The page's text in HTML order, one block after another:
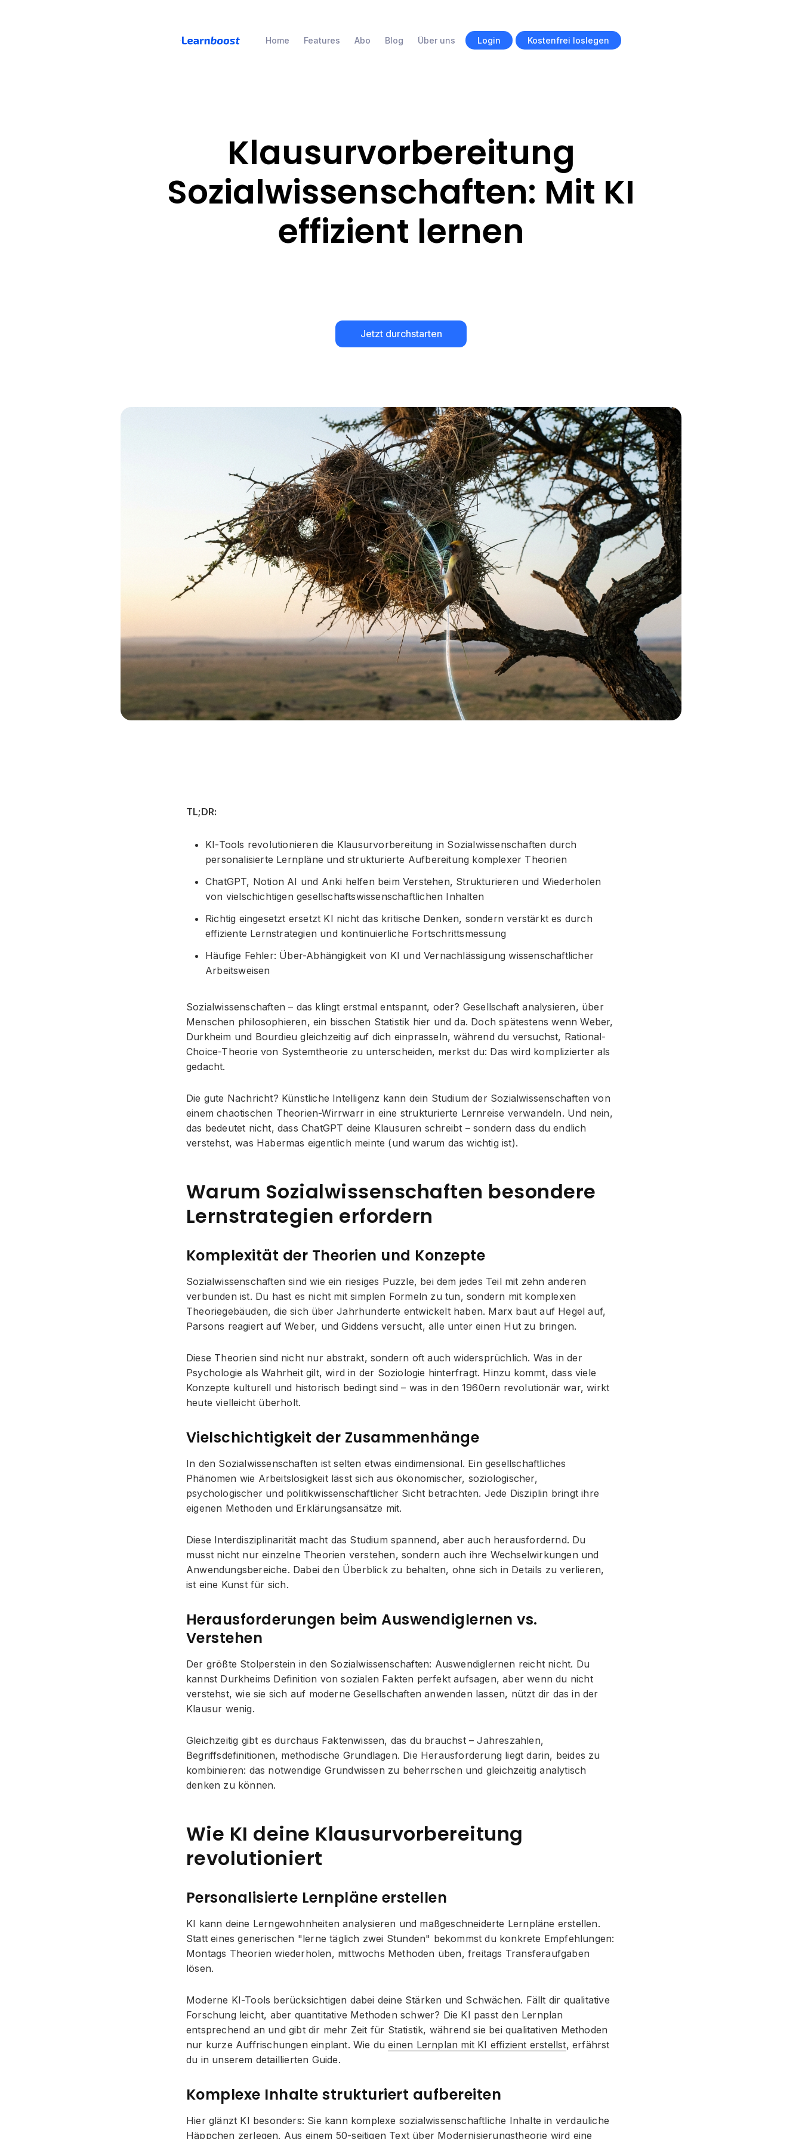
Home Features Abo Blog Über uns Login Kostenfrei loslegen
Klausurvorbereitung
Sozialwissenschaften: Mit KI
effizient lernen
Jetzt durchstarten
TL;DR:
KI-Tools revolutionieren die Klausurvorbereitung in Sozialwissenschaften durch
personalisierte Lernpläne und strukturierte Aufbereitung komplexer Theorien
ChatGPT, Notion AI und Anki helfen beim Verstehen, Strukturieren und Wiederholen
von vielschichtigen gesellschaftswissenschaftlichen Inhalten
Richtig eingesetzt ersetzt KI nicht das kritische Denken, sondern verstärkt es durch
effiziente Lernstrategien und kontinuierliche Fortschrittsmessung
Häufige Fehler: Über-Abhängigkeit von KI und Vernachlässigung wissenschaftlicher
Arbeitsweisen
Sozialwissenschaften – das klingt erstmal entspannt, oder? Gesellschaft analysieren, über
Menschen philosophieren, ein bisschen Statistik hier und da. Doch spätestens wenn Weber,
Durkheim und Bourdieu gleichzeitig auf dich einprasseln, während du versuchst, Rational-
Choice-Theorie von Systemtheorie zu unterscheiden, merkst du: Das wird komplizierter als
gedacht.
Die gute Nachricht? Künstliche Intelligenz kann dein Studium der Sozialwissenschaften von
einem chaotischen Theorien-Wirrwarr in eine strukturierte Lernreise verwandeln. Und nein,
das bedeutet nicht, dass ChatGPT deine Klausuren schreibt – sondern dass du endlich
verstehst, was Habermas eigentlich meinte (und warum das wichtig ist).
Warum Sozialwissenschaften besondere
Lernstrategien erfordern
Komplexität der Theorien und Konzepte
Sozialwissenschaften sind wie ein riesiges Puzzle, bei dem jedes Teil mit zehn anderen
verbunden ist. Du hast es nicht mit simplen Formeln zu tun, sondern mit komplexen
Theoriegebäuden, die sich über Jahrhunderte entwickelt haben. Marx baut auf Hegel auf,
Parsons reagiert auf Weber, und Giddens versucht, alle unter einen Hut zu bringen.
Diese Theorien sind nicht nur abstrakt, sondern oft auch widersprüchlich. Was in der
Psychologie als Wahrheit gilt, wird in der Soziologie hinterfragt. Hinzu kommt, dass viele
Konzepte kulturell und historisch bedingt sind – was in den 1960ern revolutionär war, wirkt
heute vielleicht überholt.
Vielschichtigkeit der Zusammenhänge
In den Sozialwissenschaften ist selten etwas eindimensional. Ein gesellschaftliches
Phänomen wie Arbeitslosigkeit lässt sich aus ökonomischer, soziologischer,
psychologischer und politikwissenschaftlicher Sicht betrachten. Jede Disziplin bringt ihre
eigenen Methoden und Erklärungsansätze mit.
Diese Interdisziplinarität macht das Studium spannend, aber auch herausfordernd. Du
musst nicht nur einzelne Theorien verstehen, sondern auch ihre Wechselwirkungen und
Anwendungsbereiche. Dabei den Überblick zu behalten, ohne sich in Details zu verlieren,
ist eine Kunst für sich.
Herausforderungen beim Auswendiglernen vs.
Verstehen
Der größte Stolperstein in den Sozialwissenschaften: Auswendiglernen reicht nicht. Du
kannst Durkheims Definition von sozialen Fakten perfekt aufsagen, aber wenn du nicht
verstehst, wie sie sich auf moderne Gesellschaften anwenden lassen, nützt dir das in der
Klausur wenig.
Gleichzeitig gibt es durchaus Faktenwissen, das du brauchst – Jahreszahlen,
Begriffsdefinitionen, methodische Grundlagen. Die Herausforderung liegt darin, beides zu
kombinieren: das notwendige Grundwissen zu beherrschen und gleichzeitig analytisch
denken zu können.
Wie KI deine Klausurvorbereitung
revolutioniert
Personalisierte Lernpläne erstellen
KI kann deine Lerngewohnheiten analysieren und maßgeschneiderte Lernpläne erstellen.
Statt eines generischen "lerne täglich zwei Stunden" bekommst du konkrete Empfehlungen:
Montags Theorien wiederholen, mittwochs Methoden üben, freitags Transferaufgaben
lösen.
Moderne KI-Tools berücksichtigen dabei deine Stärken und Schwächen. Fällt dir qualitative
Forschung leicht, aber quantitative Methoden schwer? Die KI passt den Lernplan
entsprechend an und gibt dir mehr Zeit für Statistik, während sie bei qualitativen Methoden
nur kurze Auffrischungen einplant. Wie dueinen Lernplan mit KI effizient erstellst, erfährst
du in unserem detaillierten Guide.
Komplexe Inhalte strukturiert aufbereiten
Hier glänzt KI besonders: Sie kann komplexe sozialwissenschaftliche Inhalte in verdauliche
Häppchen zerlegen. Aus einem 50-seitigen Text über Modernisierungstheorie wird eine